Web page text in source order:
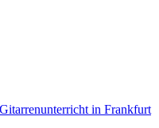
in Frankfurt